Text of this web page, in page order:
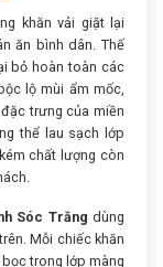
khăn vải giặt lại
ăn bình dân. Thế
bỏ hoàn toàn các
lộ mùi ẩm mốc,
trưng của miền
thể lau sạch lớp
chất lượng còn
Sóc Trăng dùng
Mỗi chiếc khăn
trong lớp màng